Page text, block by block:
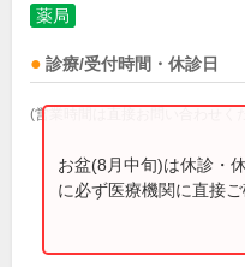
薬局
診療/受付時間・休診日
(営業時間は直接お問い合わせく
お盆(8月中旬)は休診・
に必ず医療機関に直接ご